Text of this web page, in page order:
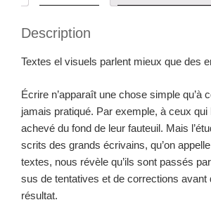
Fat­
quantity
Description
Textes el visuels par­lent mieux que des
Écrire n’apparaît une chose sim­ple qu’à
jamais pra­tiqué. Par exem­ple, à ceux qui
achevé du fond de leur fau­teuil. Mais
scrits des grands écrivains, qu’on
textes, nous révèle qu’ils sont passés
sus de ten­ta­tives et de cor­rec­tions avant
résultat.